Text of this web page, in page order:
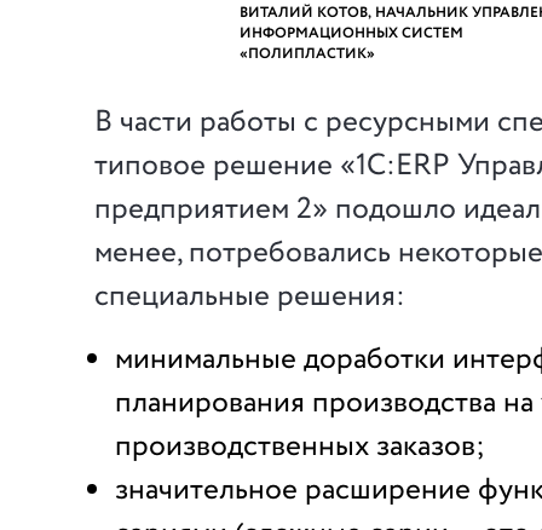
ВИТАЛИЙ КОТОВ, НАЧАЛЬНИК
ИНФОРМАЦИОННЫХ СИСТЕМ
«ПОЛИПЛАСТИК»
В части работы с ресурсными
типовое решение «1С:ERP
предприятием 2» подошло
менее, потребовались
специальные решения:
минимальные доработки
планирования производства
производственных заказов;
значительное расширение